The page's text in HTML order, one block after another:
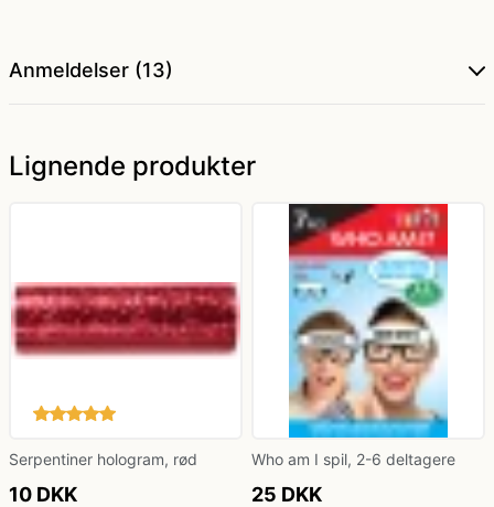
Anmeldelser (13)
Lignende produkter
Serpentiner hologram, rød
10 DKK
Who am I spil, 2-6 deltagere
25 DKK